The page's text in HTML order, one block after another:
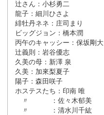
辻さん：小杉勇二
龍子：細川ひさよ
緋牡丹ネネ：庄司まり
ビッグジョン：橋本潤
丙午のキャッシー：保坂剛大
辻義則：岩谷優志
久美の母：新澤 泉
久美：加來梨夏子
陽子：森田咲子
ホステスたち：印南 唯
〃 ：佐々木郁美
〃 ：清水川千紘